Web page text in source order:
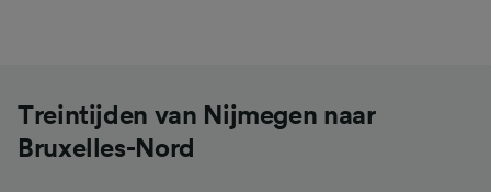
Treintijden van Nijmegen naar
Bruxelles-Nord